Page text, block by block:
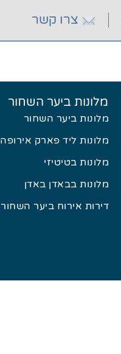
צרו קשר
מלונות ביער השחור
מלונות ביער השחור
מלונות ליד פארק אירופה
מלונות בטיטיזי
מלונות בבאדן באדן
דירות אירוח ביער השחור